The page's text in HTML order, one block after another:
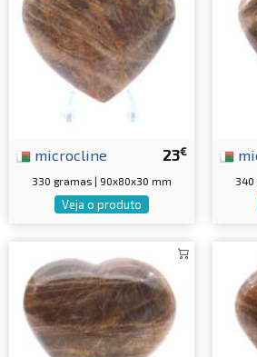
23€
microcline
330 gramas | 90x80x30 mm
Veja o produto
340